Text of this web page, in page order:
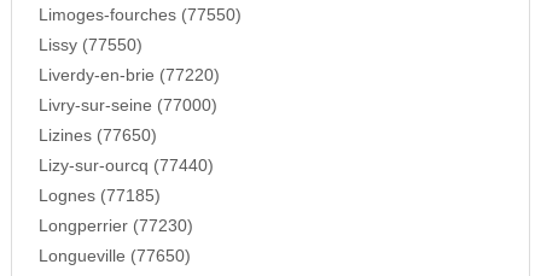
Limoges-fourches (77550)
Lissy (77550)
Liverdy-en-brie (77220)
Livry-sur-seine (77000)
Lizines (77650)
Lizy-sur-ourcq (77440)
Lognes (77185)
Longperrier (77230)
Longueville (77650)